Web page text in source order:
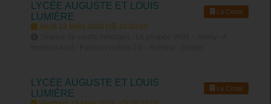
LYCÉE AUGUSTE ET LOUIS
LUMIÈRE
La Ciotat
Jeudi 12 Mars 2026 |
10:00:00
LYCÉE AUGUSTE ET LOUIS
LUMIÈRE
La Ciotat